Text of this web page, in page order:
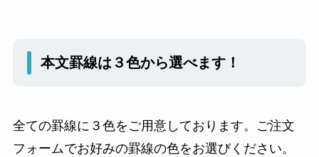
本文罫線は３色から選べます！
全ての罫線に３色をご用意しております。ご注文
フォームでお好みの罫線の色をお選びください。